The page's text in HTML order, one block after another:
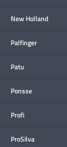
New Holland
Palfinger
Patu
Ponsse
Profi
ProSilva